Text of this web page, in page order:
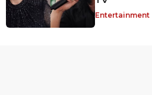
Entertainment